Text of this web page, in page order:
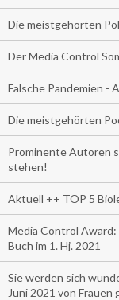
Die meistgehörten
Der Media Control
Falsche Pandemien -
Die meistgehörten
Prominente Autoren
stehen!
Aktuell ++ TOP 5
Media Control
Buch im 1. Hj. 2021
Sie werden sich
Juni 2021 von Frauen